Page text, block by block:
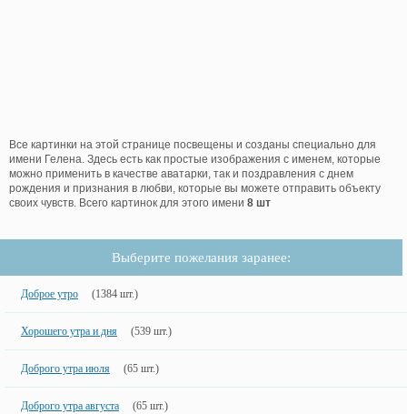
Все картинки на этой странице посвещены и созданы специально для
имени Гелена. Здесь есть как простые изображения с именем, которые
можно применить в качестве аватарки, так и поздравления с днем
рождения и признания в любви, которые вы можете отправить объекту
своих чувств. Всего картинок для этого имени 8 шт
Выберите пожелания заранее:
Доброе утро (1384 шт.)
Хорошего утра и дня (539 шт.)
Доброго утра июля (65 шт.)
Доброго утра августа (65 шт.)